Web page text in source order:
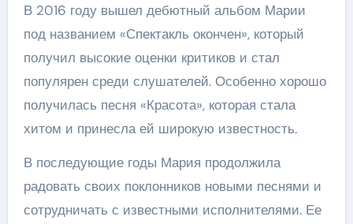
В 2016 году вышел дебютный альбом Марии
под названием «Спектакль окончен», который
получил высокие оценки критиков и стал
популярен среди слушателей. Особенно хорошо
получилась песня «Красота», которая стала
хитом и принесла ей широкую известность.
В последующие годы Мария продолжила
радовать своих поклонников новыми песнями и
сотрудничать с известными исполнителями. Ее